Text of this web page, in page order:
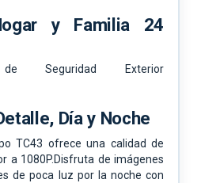
y Familia 24
Seguridad Exterior
Día y Noche
TC43 ofrece una calidad de
a 1080P.Disfruta de imágenes
de poca luz por la noche con